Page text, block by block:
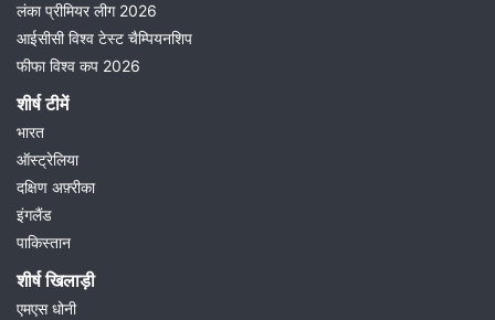
लंका प्रीमियर लीग 2026
आईसीसी विश्व टेस्ट चैम्पियनशिप
फीफा विश्व कप 2026
शीर्ष टीमें
भारत
ऑस्ट्रेलिया
दक्षिण अफ़्रीका
इंगलैंड
पाकिस्तान
शीर्ष खिलाड़ी
एमएस धोनी